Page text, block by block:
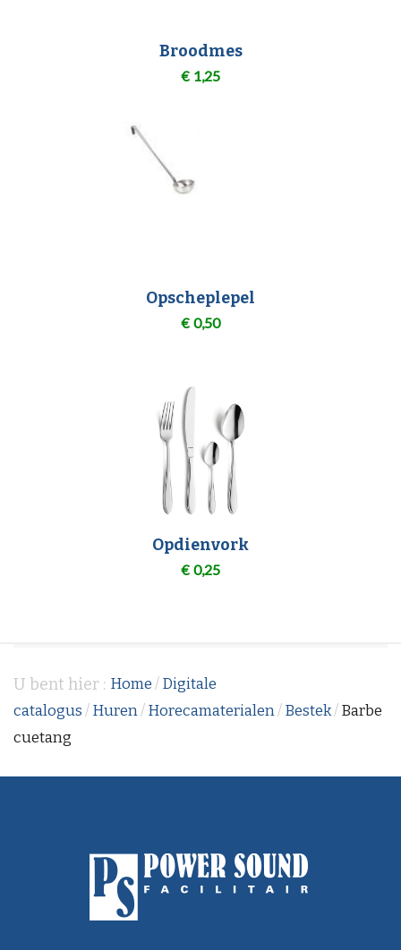
Broodmes
€ 1,25
Opscheplepel
€ 0,50
Opdienvork
€ 0,25
U bent hier : Home / Digitale
catalogus / Huren/ Horecamaterialen/ Bestek/ Barbe
cuetang